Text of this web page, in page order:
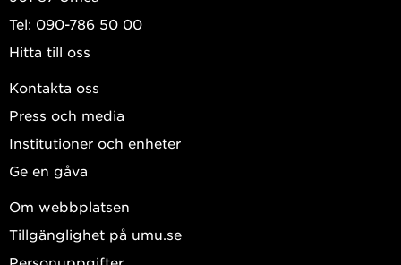
Tel: 090-786 50 00
Hitta till oss
Kontakta oss
Press och media
Institutioner och enheter
Ge en gåva
Om webbplatsen
Tillgänglighet på umu.se